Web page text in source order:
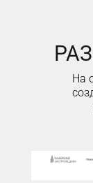
На